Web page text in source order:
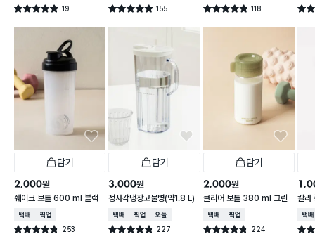
별점 5.0점 19
건 작성 별점 4.9점 155
건 작성 별점 4.9점 118
건 작성 별점
담기
2,000원
쉐이크 보틀 600 ml 블랙
택배배송매장픽업
별점 4.8점 253
건 작성
담기
3,000원
정사각냉장고물병(약1.8 L)
택배배송매장픽업오늘배송
별점 4.8점 227
건 작성
담기
2,000원
클리어 보틀 380 ml 그린
택배배송매장픽업
별점 4.8점 224
건 작성
칼라
택배
별점